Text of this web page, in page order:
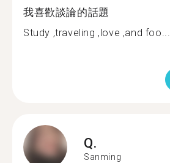
我喜歡談論的話題
Study ,traveling ,love ,and foo...
Q.
Sanming